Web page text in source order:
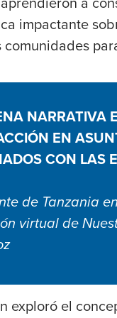
impactante
comunidades
NARRATIVA
EN
CON LAS
de Tanzania
virtual de
exploró el